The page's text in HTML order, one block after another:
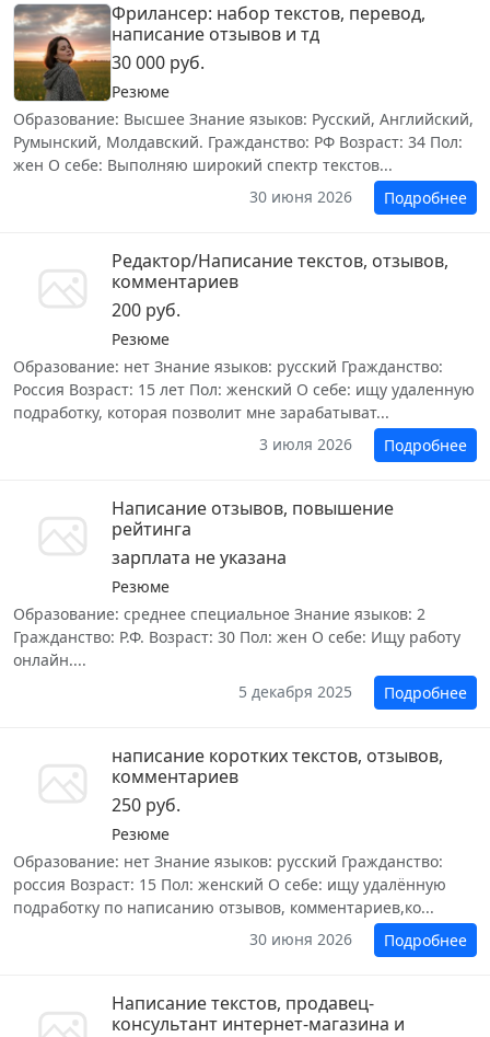
Фрилансер: набор текстов, перевод,
написание отзывов и тд
30 000 руб.
Резюме
Образование: Высшее Знание языков: Русский, Английский,
Румынский, Молдавский. Гражданство: РФ Возраст: 34 Пол:
жен О себе: Выполняю широкий спектр текстов...
30 июня 2026
Подробнее
Редактор/Написание текстов, отзывов,
комментариев
200 руб.
Резюме
Образование: нет Знание языков: русский Гражданство:
Россия Возраст: 15 лет Пол: женский О себе: ищу удаленную
подработку, которая позволит мне зарабатыват...
3 июля 2026
Подробнее
Написание отзывов, повышение
рейтинга
зарплата не указана
Резюме
Образование: среднее специальное Знание языков: 2
Гражданство: Р.Ф. Возраст: 30 Пол: жен О себе: Ищу работу
онлайн....
5 декабря 2025
Подробнее
написание коротких текстов, отзывов,
комментариев
250 руб.
Резюме
Образование: нет Знание языков: русский Гражданство:
россия Возраст: 15 Пол: женский О себе: ищу удалённую
подработку по написанию отзывов, комментариев,ко...
30 июня 2026
Подробнее
Написание текстов, продавец-
консультант интернет-магазина и